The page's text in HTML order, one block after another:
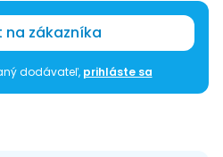
na zákazníka
dodávateľ, prihláste sa